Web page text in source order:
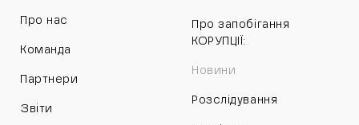
Про нас
Команда
Партнери
Звіти
Про запобігання
КОРУПЦІЇ:
Новини
Розслідування